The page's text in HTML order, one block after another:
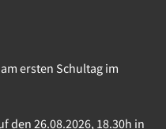
ersten Schultag im
den 26.08.2026, 18.30h in